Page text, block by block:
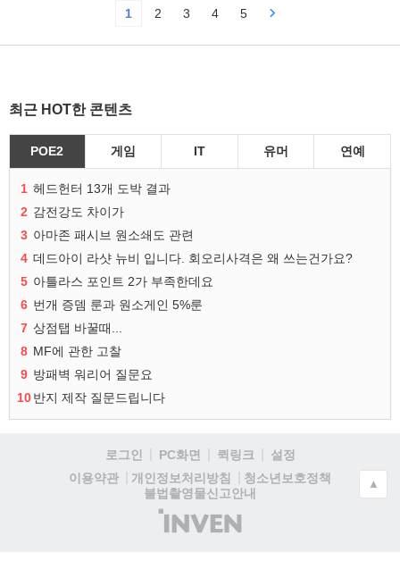
1 2 3 4 5
최근 HOT한 콘텐츠
POE2 게임 IT 유머 연예
1 헤드헌터 13개 도박 결과
2 감전강도 차이가
3 아마존 패시브 원소쇄도 관련
4 데드아이 라샷 뉴비 입니다. 회오리사격은 왜 쓰는건가요?
5 아틀라스 포인트 2가 부족한데요
6 번개 증뎀 룬과 원소게인 5%룬
7 상점탭 바꿀때...
8 MF에 관한 고찰
9 방패벽 워리어 질문요
10반지 제작 질문드립니다
로그인 PC화면 퀵링크
설정
이용약관
개인정보처리방침
청소년보호정책
불법촬영물신고안내
(주)
인
▲